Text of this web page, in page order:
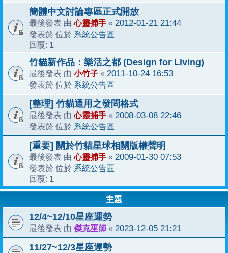
簡體中文討論專區正式開放
最後發表 由心靈捕手 « 2012-01-21 21:44
發表於 位於 系統公告區
回覆: 1
竹貓新作品：樂活之都 (Design for Living)
最後發表 由 小竹子 « 2011-10-24 16:53
發表於 位於 系統公告區
[整理] 竹貓通用之發問格式
最後發表 由心靈捕手 « 2008-03-08 22:46
發表於 位於 系統公告區
[重要] 關於竹貓星球相關版權聲明
最後發表 由心靈捕手 « 2009-01-30 07:53
發表於 位於 系統公告區
回覆: 1
主題
12/4~12/10星座運勢
最後發表 由 傑克巫師 « 2023-12-05 21:21
11/27~12/3星座運勢